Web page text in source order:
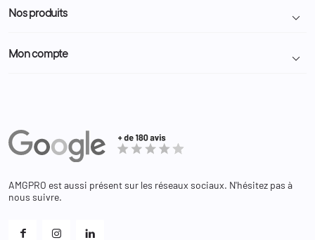
Demande de devis
Nous contacter
Programme Fidélité
Administration
Nos produits 
Police Municipale | ASVP
Equipements
Bagagerie
Mon compte 
Adresses
Bons de réduction
Et les cookies ?
AMGPRO est aussi présent sur les réseaux sociaux. N'hésitez pas à
nous suivre.